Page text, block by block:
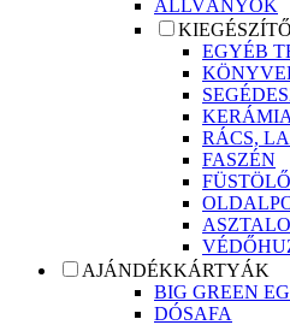
ÁLLVÁNYOK
EGYÉB
RÁCS,
FASZÉN
AJÁNDÉKKÁRTYÁK
BIG GREEN
DÓSAFA